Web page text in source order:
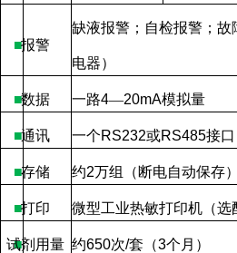
■报警
缺液报警；自检报警；
电器）
■数据 一路4—20mA模拟量
■通讯 一个RS232或RS485接口
■存储 约2万组（断电自动保存
■打印 微型工业热敏打印机（选
■
试剂用量 约650次/套（3个月）